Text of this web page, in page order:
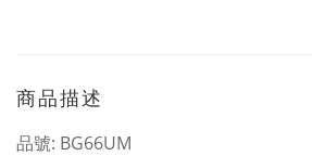
商品描述
品號: BG66UM